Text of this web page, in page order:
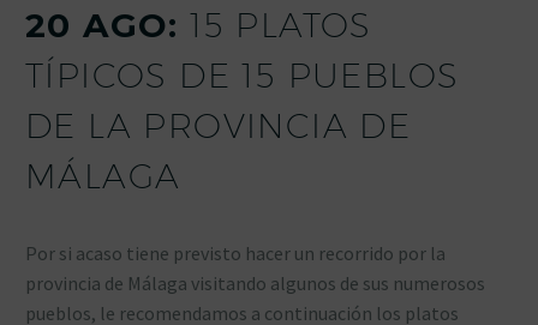
20 AGO:15 PLATOS
TÍPICOS DE 15 PUEBLOS
DE LA PROVINCIA DE
MÁLAGA
Por si acaso tiene previsto hacer un recorrido por la
provincia de Málaga visitando algunos de sus numerosos
pueblos, le recomendamos a continuación los platos